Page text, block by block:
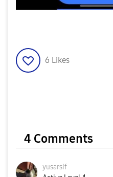
6 Likes
4 Comments
yusarsif